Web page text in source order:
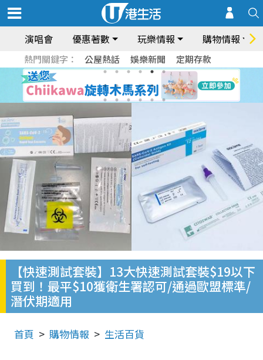
演唱會 優惠著數 玩樂情報 購物情報
熱門關鍵字： 公屋熱話 娛樂新聞 定期存款
【快速測試套裝】13大快速測試套裝$19以下
買到！最平$10獲衛生署認可/通過歐盟標準/
潛伏期適用
首頁 購物情報 生活百貨